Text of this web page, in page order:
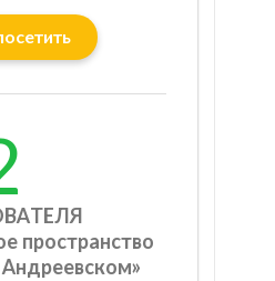
пространство